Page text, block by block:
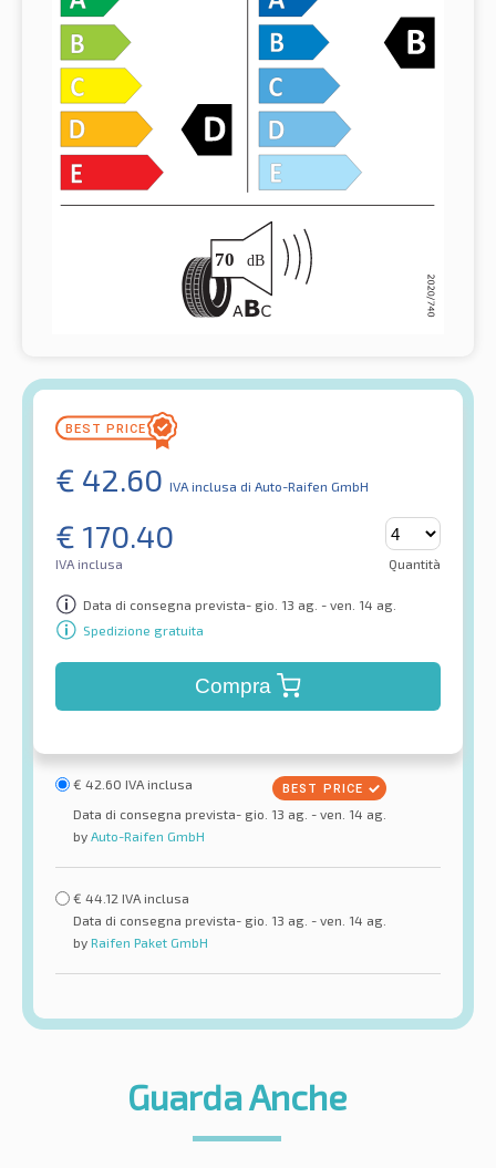
€ 42.60 IVA inclusa di Auto-Raifen GmbH
€ 170.40
IVA inclusa Quantità
Data di consegna prevista- gio. 13 ag. - ven. 14 ag.
Spedizione gratuita
Compra
€ 42.60 IVA inclusa
Data di consegna prevista- gio. 13 ag. - ven. 14 ag.
by Auto-Raifen GmbH
€ 44.12 IVA inclusa
Data di consegna prevista- gio. 13 ag. - ven. 14 ag.
by Raifen Paket GmbH
Guarda Anche